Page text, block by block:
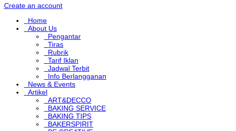
Create an account
Home
About Us
Pengantar
Tiras
Rubrik
Tarif Iklan
Jadwal Terbit
Info Berlangganan
News & Events
Artikel
ART&DECCO
BAKING SERVICE
BAKING TIPS
BAKERSPIRIT